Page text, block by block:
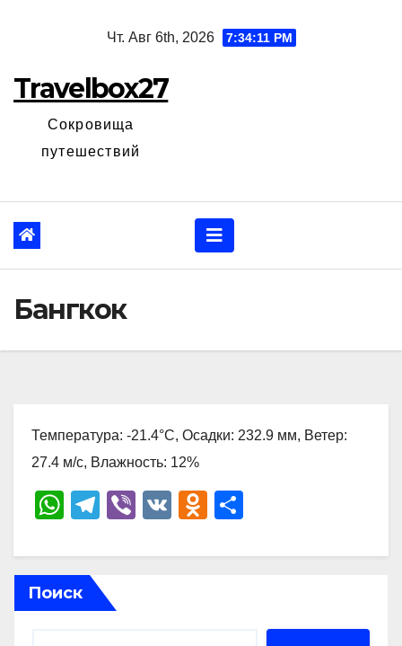
Чт. Авг 6th, 2026 7:34:11 PM
Travelbox27
Сокровища
путешествий
Бангкок
Температура: -21.4°C, Осадки: 232.9 мм, Ветер:
27.4 м/с, Влажность: 12%
W
at
s
A
T
e
gr
a
Vi
er
V
O
n
р
Поиск